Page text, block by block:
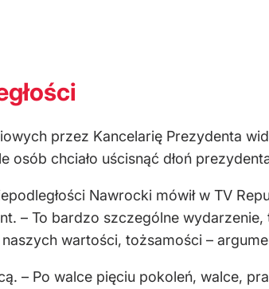
przez Kancelarię Prezydenta
osób chciało uścisnąć dłoń
Nawrocki mówił w TV
– To bardzo szczególne
wartości, tożsamości –
– Po walce pięciu pokoleń, walce,